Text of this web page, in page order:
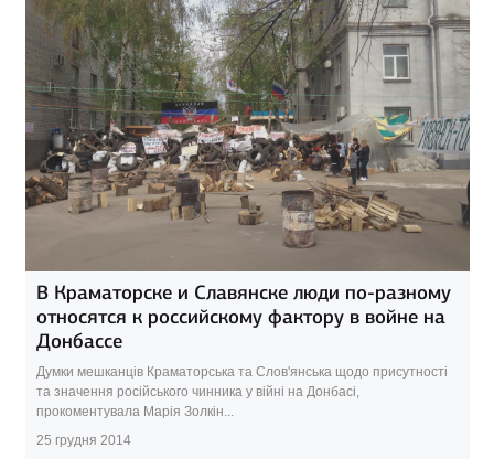
В Краматорске и Славянске люди по-разному
относятся к российскому фактору в войне на
Донбассе
Думки мешканців Краматорська та Слов'янська щодо присутності
та значення російського чинника у війні на Донбасі,
прокоментувала Марія Золкін...
25 грудня 2014